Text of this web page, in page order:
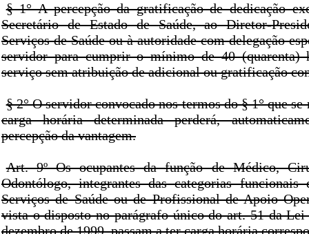
§ 1° A percepção da gratificação de dedicação
Secretário de Estado de Saúde, ao Diretor-
Serviços de Saúde ou à autoridade com delegação
servidor para cumprir o mínimo de 40 (quarenta)
serviço sem atribuição de adicional ou gratificação
§ 2° O servidor convocado nos termos do § 1° que
carga horária determinada perderá,
percepção da vantagem.
Art. 9º Os ocupantes da função de Médico,
Odontólogo, integrantes das categorias funcionais
Serviços de Saúde ou de Profissional de Apoio
vista o disposto no parágrafo único do art. 51 da Lei
dezembro de 1999, passam a ter carga horária